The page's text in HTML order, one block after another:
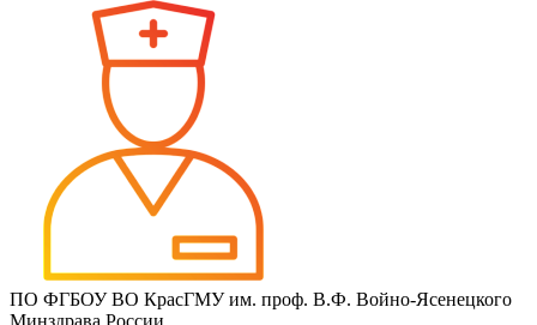
ПО ФГБОУ ВО КрасГМУ им. проф. В.Ф. Войно-Ясенецкого
Минздрава России